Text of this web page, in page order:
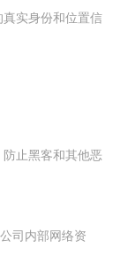
实身份和位置信
止黑客和其他恶
司内部网络资